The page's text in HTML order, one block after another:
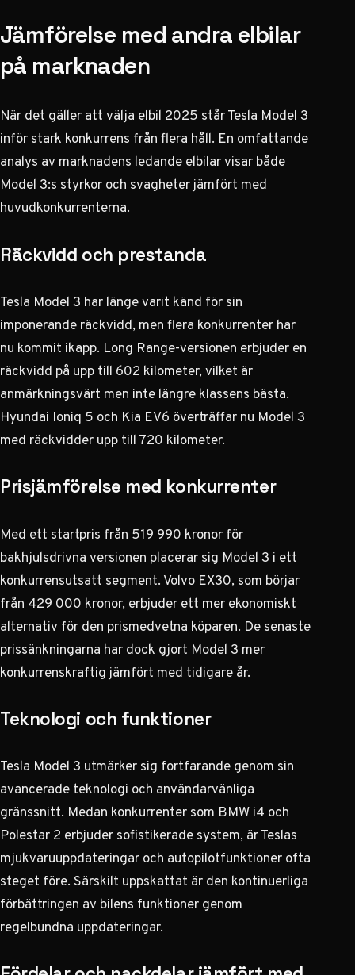
Jämförelse med andra elbilar
på marknaden
När det gäller att välja elbil 2025 står Tesla Model 3
inför stark konkurrens från flera håll. En omfattande
analys av marknadens ledande elbilar visar både
Model 3:s styrkor och svagheter jämfört med
huvudkonkurrenterna.
Räckvidd och prestanda
Tesla Model 3 har länge varit känd för sin
imponerande räckvidd, men flera konkurrenter har
nu kommit ikapp. Long Range-versionen erbjuder en
räckvidd på upp till 602 kilometer, vilket är
anmärkningsvärt men inte längre klassens bästa.
Hyundai Ioniq 5 och Kia EV6 överträffar nu Model 3
med räckvidder upp till 720 kilometer.
Prisjämförelse med konkurrenter
Med ett startpris från 519 990 kronor för
bakhjulsdrivna versionen placerar sig Model 3 i ett
konkurrensutsatt segment. Volvo EX30, som börjar
från 429 000 kronor, erbjuder ett mer ekonomiskt
alternativ för den prismedvetna köparen. De senaste
prissänkningarna har dock gjort Model 3 mer
konkurrenskraftig jämfört med tidigare år.
Teknologi och funktioner
Tesla Model 3 utmärker sig fortfarande genom sin
avancerade teknologi och användarvänliga
gränssnitt. Medan konkurrenter som BMW i4 och
Polestar 2 erbjuder sofistikerade system, är Teslas
mjukvaruuppdateringar och autopilotfunktioner ofta
steget före.Särskilt uppskattat är den kontinuerliga
förbättringen av bilens funktioner genom
regelbundna uppdateringar.